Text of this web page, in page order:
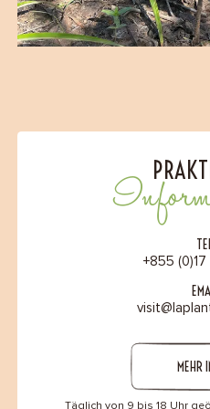
+855
MEHR
Täglich von 9 bis 18 Uhr